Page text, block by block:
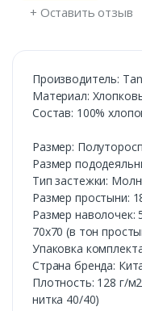
+ Оставить отзыв
Производитель:
Материал:
Состав: 100%
Размер:
Размер
Тип застежки:
Размер простыни:
Размер наволочек:
70х70 (в тон
Упаковка
Страна бренда:
Плотность: 128 г/
нитка 40/40)